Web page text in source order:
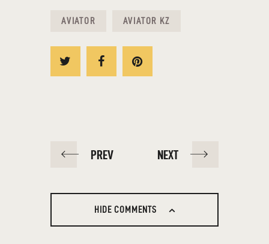
AVIATOR AVIATOR KZ
PREV NEXT
HIDE COMMENTS